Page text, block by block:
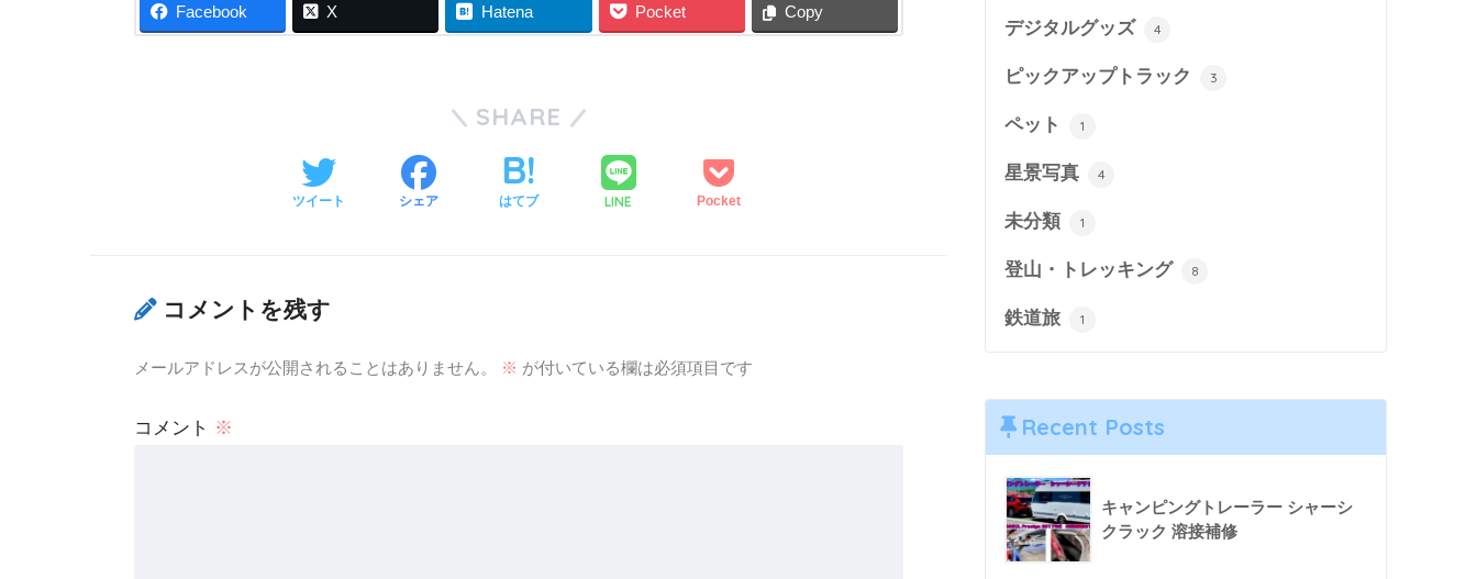
Facebook X Hatena Pocket Copy
SHARE
ツイート シェア はてブ LINE Pocket
コメントを残す
メールアドレスが公開されることはありません。 ※ が付いている欄は必須項目です
コメント ※
デジタルグッズ 4
ピックアップトラック 3
ペット 1
星景写真 4
未分類 1
登山・トレッキング 8
鉄道旅 1
Recent Posts
キャンピングトレーラー シャーシ
クラック 溶接補修